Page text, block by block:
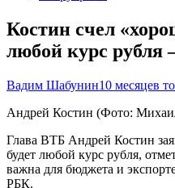
Костин счел
любой курс
Вадим Шабунин10 месяцев
Андрей Костин (Фото:
Глава ВТБ Андрей Костин
будет любой курс рубля,
важна для бюджета и
РБК.